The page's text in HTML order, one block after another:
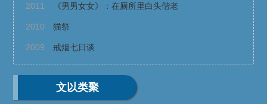
2011 《男男女女》：在厕所里白头偕老
2010 猫祭
2009 戒烟七日谈
文以类聚